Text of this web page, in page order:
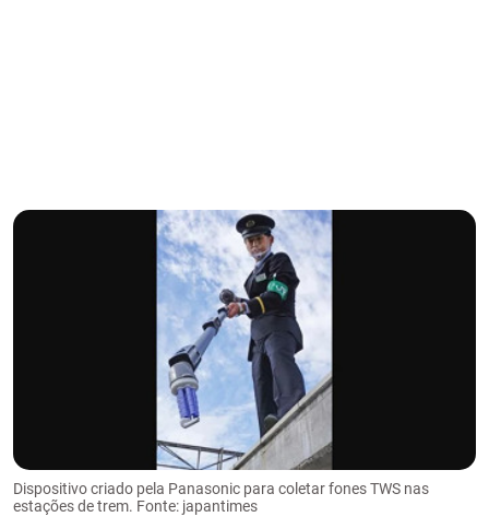
Dispositivo criado pela Panasonic para coletar fones TWS nas
estações de trem. Fonte: japantimes